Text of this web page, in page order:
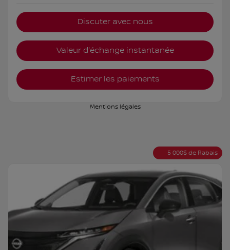
Discuter avec nous
Valeur d'échange instantanée
Estimer les paiements
Mentions légales
5 000$ de Rabais